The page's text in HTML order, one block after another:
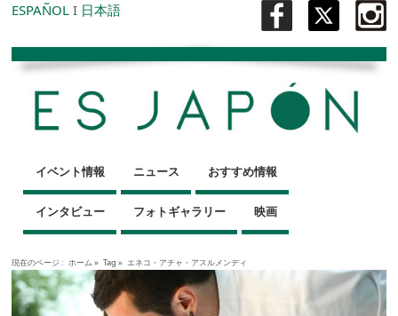
ESPAÑOL I 日本語
イベント情報 ニュース おすすめ情報
インタビュー フォトギャラリー 映画
現在のページ : ホーム » Tag » エネコ・アチャ・アスルメンディ